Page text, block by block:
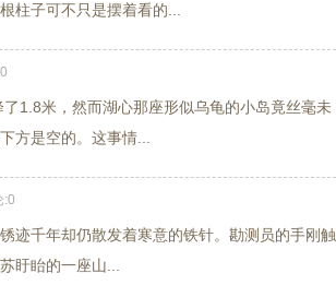
柱子可不只是摆着看的...
1.8米，然而湖心那座形似乌龟的小岛竟丝毫未
方是空的。这事情...
:0
迹千年却仍散发着寒意的铁针。勘测员的手刚触
盱眙的一座山...